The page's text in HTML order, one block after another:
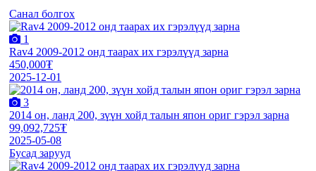
Санал болгох
1
Rav4 2009-2012 онд таарах их гэрэлүүд зарна
450,000₮
2025-12-01
3
2014 он, ланд 200, зүүн хойд талын япон ориг гэрэл зарна
99,092,725₮
2025-05-08
Бусад зарууд